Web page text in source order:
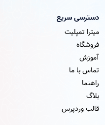
دسترسی سریع
میترا تمپلیت
فروشگاه
آموزش
تماس با ما
راهنما
بلاگ
قالب وردپرس